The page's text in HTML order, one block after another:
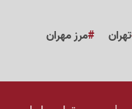
تهران
مرز مهران